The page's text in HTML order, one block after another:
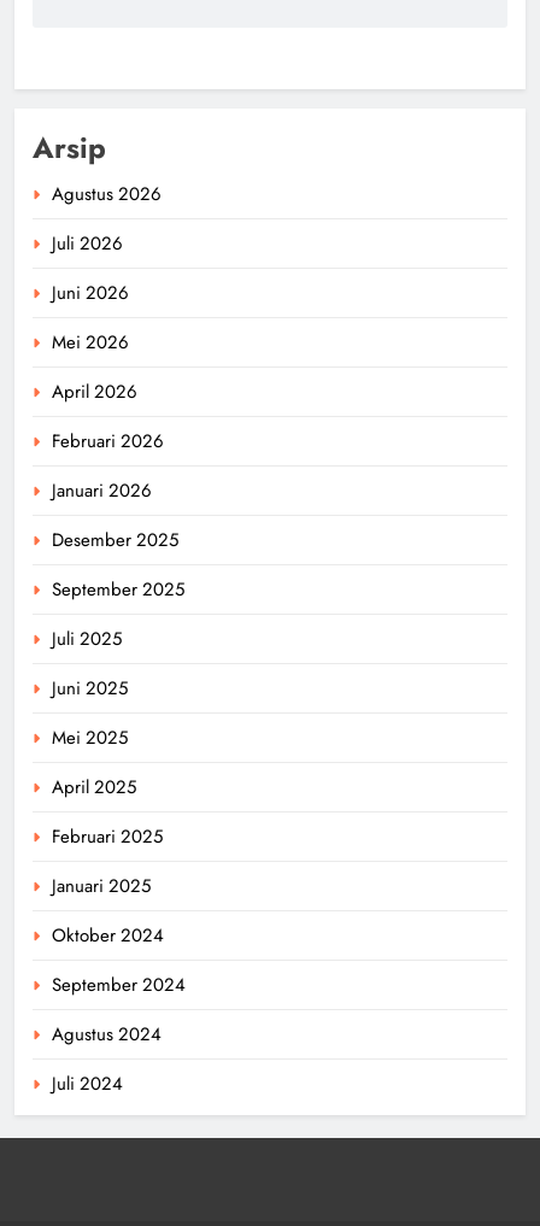
Arsip
Agustus 2026
Juli 2026
Juni 2026
Mei 2026
April 2026
Februari 2026
Januari 2026
Desember 2025
September 2025
Juli 2025
Juni 2025
Mei 2025
April 2025
Februari 2025
Januari 2025
Oktober 2024
September 2024
Agustus 2024
Juli 2024